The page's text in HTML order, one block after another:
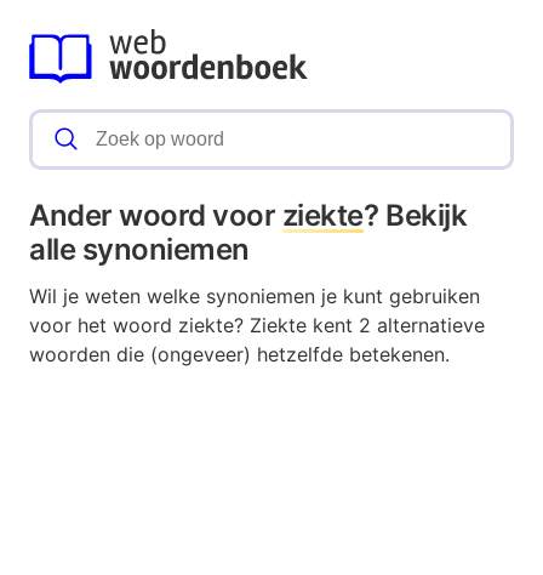
Ander woord voor ziekte? Bekijk
alle synoniemen
Wil je weten welke synoniemen je kunt gebruiken
voor het woord ziekte? Ziekte kent 2 alternatieve
woorden die (ongeveer) hetzelfde betekenen.